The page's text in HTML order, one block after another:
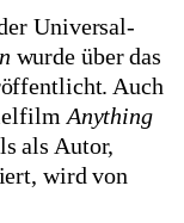
Universal-
wurde über das
Auch
Anything
als Autor,
wird von